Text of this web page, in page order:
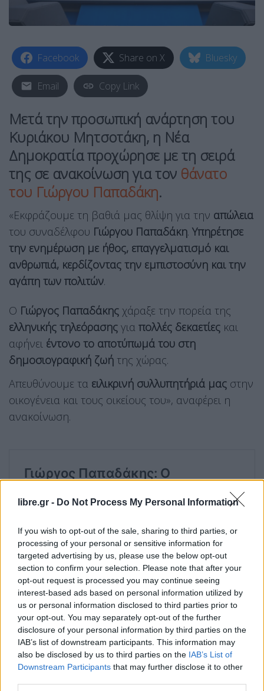
libre.gr - Do Not Process My Personal Information
If you wish to opt-out of the sale, sharing to third parties, or
processing of your personal or sensitive information for
targeted advertising by us, please use the below opt-out
section to confirm your selection. Please note that after your
opt-out request is processed you may continue seeing
interest-based ads based on personal information utilized by
us or personal information disclosed to third parties prior to
your opt-out. You may separately opt-out of the further
disclosure of your personal information by third parties on the
IAB’s list of downstream participants. This information may
also be disclosed by us to third parties on the IAB’s List of
Downstream Participants that may further disclose it to other
Facebook Share on X Bluesky
Email Copy Link
Μετά την προσωπική ανάρτηση του
Κυριάκου Μητσοτάκη, η Νέα
Δημοκρατίαπροχώρησε με τη σειρά
της σε ανακοίνωση για τον θάνατο
του Γιώργου Παπαδάκη.
«Εκφράζουμε τη βαθιά μας θλίψη για την απώλεια
του συναδέλφου Γιώργου Παπαδάκη. Υπηρέτησε
την ενημέρωση με ήθος, επαγγελματισμό και
ανθρωπιά, κερδίζοντας την εμπιστοσύνη και την
αγάπη των πολιτών.
Ο Γιώργος Παπαδάκης χάραξε την πορεία της
ελληνικής τηλεόρασης για πολλές δεκαετίες και
αφήνει έντονο το αποτύπωμά του στη
δημοσιογραφική ζωή της χώρας.
Απευθύνουμε τα ειλικρινή συλλυπητήριά μας στην
οικογένεια και τους οικείους του», αναφέρει η
ανακοίνωση.